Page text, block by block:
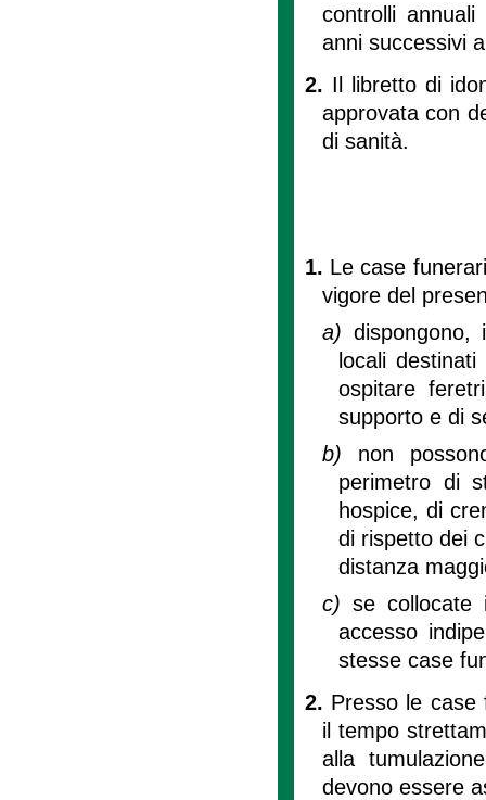
controlli
anni successivi
2. Il libretto di
approvata con
di sanità.
1. Le case
vigore del
a)
locali
ospitare
supporto e di
b) non
perimetro di
hospice, di
di rispetto dei
distanza
c) se collocate
accesso
stesse case
2. Presso le case
il tempo
alla
devono essere